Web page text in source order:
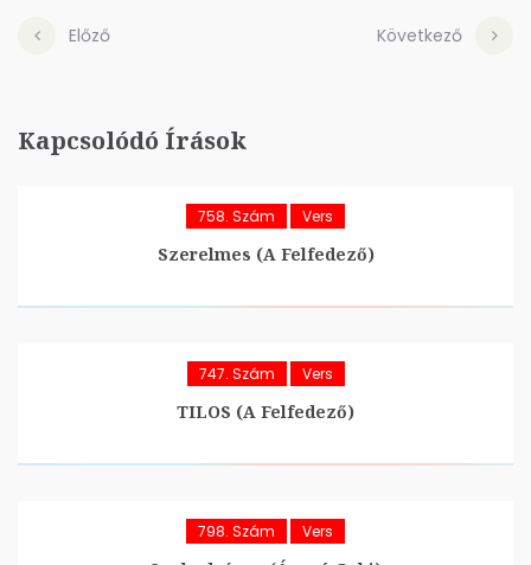
Előző Következő
Kapcsolódó Írások
758. Szám Vers
Szerelmes (A Felfedező)
747. Szám Vers
TILOS (A Felfedező)
798. Szám Vers